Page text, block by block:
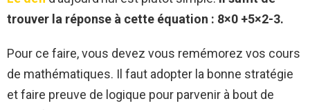
trouver la réponse à cette équation : 8×0 +5×2-3.
Pour ce faire, vous devez vous remémorez vos cours
de mathématiques. Il faut adopter la bonne stratégie
et faire preuve de logique pour parvenir à bout de